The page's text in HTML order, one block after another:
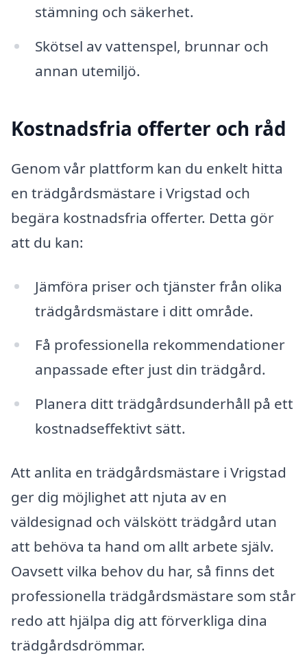
stämning och säkerhet.
Skötsel av vattenspel, brunnar och
annan utemiljö.
Kostnadsfria offerter och råd
Genom vår plattform kan du enkelt hitta
en trädgårdsmästare i Vrigstad och
begära kostnadsfria offerter. Detta gör
att du kan:
Jämföra priser och tjänster från olika
trädgårdsmästare i ditt område.
Få professionella rekommendationer
anpassade efter just din trädgård.
Planera ditt trädgårdsunderhåll på ett
kostnadseffektivt sätt.
Att anlita en trädgårdsmästare i Vrigstad
ger dig möjlighet att njuta av en
väldesignad och välskött trädgård utan
att behöva ta hand om allt arbete själv.
Oavsett vilka behov du har, så finns det
professionella trädgårdsmästare som står
redo att hjälpa dig att förverkliga dina
trädgårdsdrömmar.